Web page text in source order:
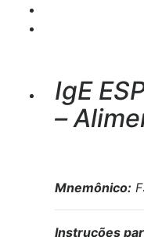
IgE
–
Mnemônico:
Instruções